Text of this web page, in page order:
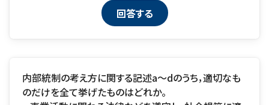
内部統制の考え方に関する記述a～dのうち，適切なも
のだけを全て挙げたものはどれか。